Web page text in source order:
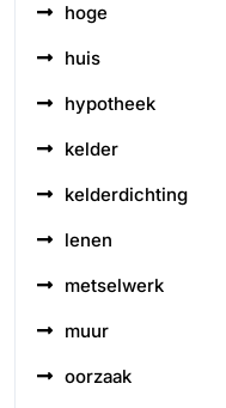
hoge
huis
hypotheek
kelder
kelderdichting
lenen
metselwerk
muur
oorzaak